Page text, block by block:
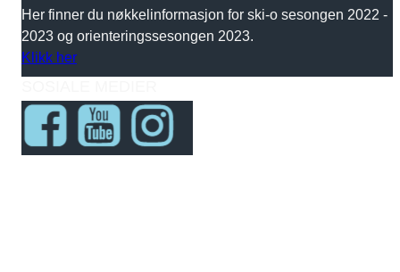
Her finner du nøkkelinformasjon for ski-o sesongen 2022 -
2023 og orienteringssesongen 2023.
Klikk her